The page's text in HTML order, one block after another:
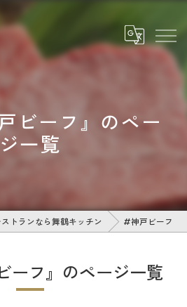
ビーフ』のペー
ジ一覧
トランなら舞鶴キッチン #神戸ビーフ
ーフ』のページ一覧